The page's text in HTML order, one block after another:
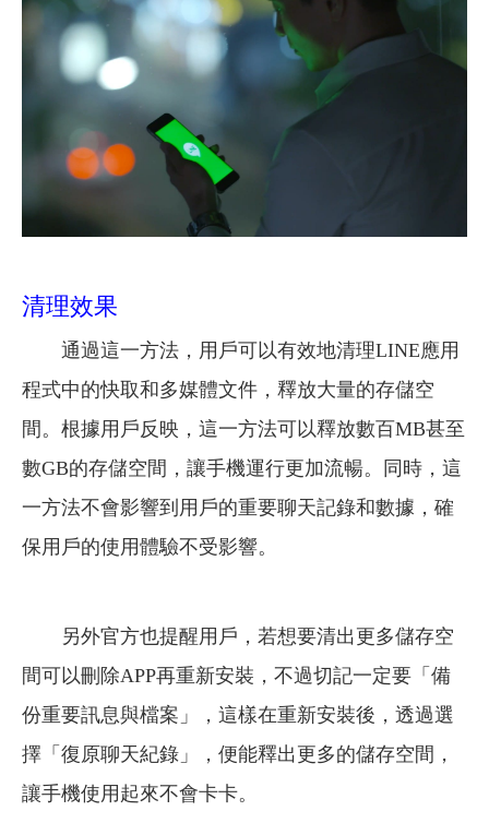
清理效果
通過這一方法，用戶可以有效地清理LINE應用
程式中的快取和多媒體文件，釋放大量的存儲空
間。根據用戶反映，這一方法可以釋放數百MB甚至
數GB的存儲空間，讓手機運行更加流暢。同時，這
一方法不會影響到用戶的重要聊天記錄和數據，確
保用戶的使用體驗不受影響。
另外官方也提醒用戶，若想要清出更多儲存空
間可以刪除APP再重新安裝，不過切記一定要「備
份重要訊息與檔案」，這樣在重新安裝後，透過選
擇「復原聊天紀錄」，便能釋出更多的儲存空間，
讓手機使用起來不會卡卡。